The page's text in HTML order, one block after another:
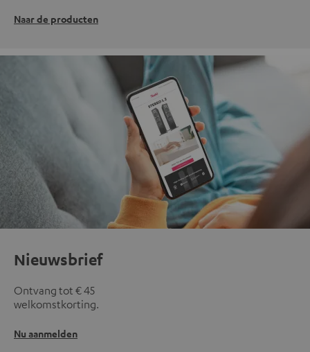
Naar de producten
Nieuwsbrief
Ontvang tot € 45
welkomstkorting.
Nu aanmelden